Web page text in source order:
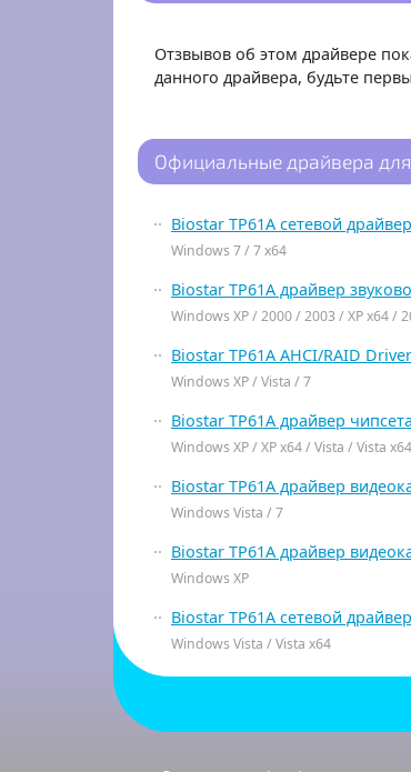
Отзвывов об этом драйвере
данного драйвера, будьте
Официальные драйвера
Biostar TP61A сетевой драйвер
Windows 7 / 7 x64
Biostar TP61A драйвер
Windows XP / 2000 / 2003 / XP x64 /
Biostar TP61A AHCI/RAID Driver
Windows XP / Vista / 7
Biostar TP61A драйвер чипсета
Windows XP / XP x64 / Vista / Vista
Biostar TP61A драйвер
Windows Vista / 7
Biostar TP61A драйвер
Windows XP
Biostar TP61A сетевой драйвер
Windows Vista / Vista x64